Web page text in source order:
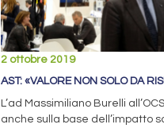
2 ottobre 2019
AST: «VALORE NON SOLO DA
L’ad Massimiliano Burelli
anche sulla base dell’impatto